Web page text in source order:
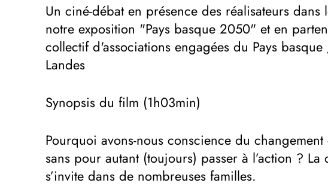
Un ciné-débat en présence des réalisateurs dans
notre exposition "Pays basque 2050" et en
collectif d'associations engagées du Pays
Landes
Synopsis du film (1h03min)
Pourquoi avons-nous conscience du
sans pour autant (toujours) passer à l’action ? La
s’invite dans de nombreuses familles.